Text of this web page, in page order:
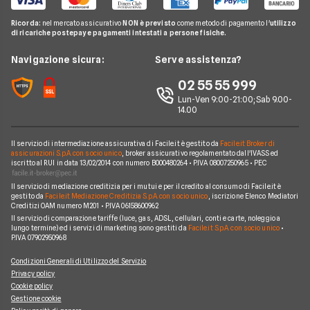
Pay TV
Noleggio Lungo Termine
News
Chi siamo
Perché scegliere Facile.it
Mappa del sito
Offerte Internet Illimitato
Linkem
Tiscali
Wind Tre
Aruba
Eolo
Operatori Internet Casa
Guide Internet Casa
Argomenti in evidenza internet casa
Notizie internet casa
Domande frequenti internet casa
Ricorda: nel mercato assicurativo NON è previsto come metodo di pagamento l'utilizzo
di ricariche postepay e pagamenti intestati a persone fisiche.
Navigazione sicura: Serve assistenza?
02 55 55 999
Lun-Ven 9:00-21:00; Sab 9.00-
14.00
Il servizio di intermediazione assicurativa di Facile.it è gestito da Facile.it Broker di
assicurazioni S.p.A. con socio unico, broker assicurativo regolamentato dall'IVASS ed
iscritto al RUI in data 13/02/2014 con numero B000480264 • P.IVA 08007250965 • PEC
Il servizio di mediazione creditizia per i mutui e per il credito al consumo di Facile.it è
gestito da Facile.it Mediazione Creditizia S.p.A. con socio unico , iscrizione Elenco Mediatori
Creditizi OAM numero M201 • P.IVA 06158600962
Il servizio di comparazione tariffe (luce, gas, ADSL, cellulari, conti e carte, noleggio a
lungo termine) ed i servizi di marketing sono gestiti da Facile.it S.p.A. con socio unico•
P.IVA 07902950968
Condizioni Generali di Utilizzo del Servizio
Privacy policy
Cookie policy
Gestione cookie